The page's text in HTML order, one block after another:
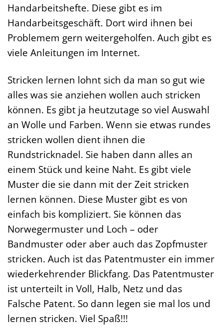
Handarbeitshefte. Diese gibt es im
Handarbeitsgeschäft. Dort wird ihnen bei
Problemem gern weitergeholfen. Auch gibt es
viele Anleitungen im Internet.
Stricken lernen lohnt sich da man so gut wie
alles was sie anziehen wollen auch stricken
können. Es gibt ja heutzutage so viel Auswahl
an Wolle und Farben. Wenn sie etwas rundes
stricken wollen dient ihnen die
Rundstricknadel. Sie haben dann alles an
einem Stück und keine Naht. Es gibt viele
Muster die sie dann mit der Zeit stricken
lernen können. Diese Muster gibt es von
einfach bis kompliziert. Sie können das
Norwegermuster und Loch – oder
Bandmuster oder aber auch das Zopfmuster
stricken. Auch ist das Patentmuster ein immer
wiederkehrender Blickfang. Das Patentmuster
ist unterteilt in Voll, Halb, Netz und das
Falsche Patent. So dann legen sie mal los und
lernen stricken. Viel Spaß!!!